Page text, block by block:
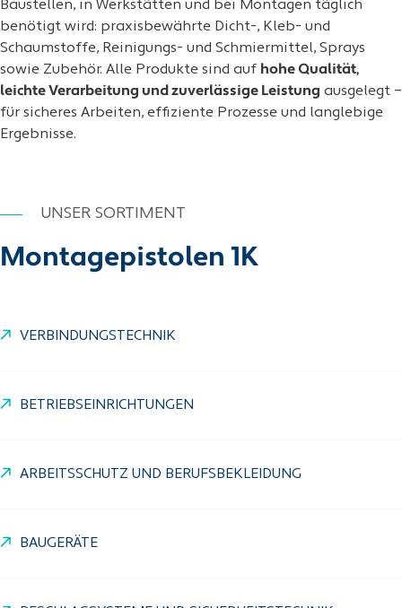
Baustellen, in Werkstätten und bei Montagen täglich
benötigt wird: praxisbewährte Dicht-, Kleb- und
Schaumstoffe, Reinigungs- und Schmiermittel, Sprays
sowie Zubehör. Alle Produkte sind auf hohe Qualität,
leichte Verarbeitung und zuverlässige Leistung ausgelegt –
für sicheres Arbeiten, effiziente Prozesse und langlebige
Ergebnisse.
UNSER SORTIMENT
Montagepistolen 1K
VERBINDUNGSTECHNIK
BETRIEBSEINRICHTUNGEN
ARBEITSSCHUTZ UND BERUFSBEKLEIDUNG
BAUGERÄTE